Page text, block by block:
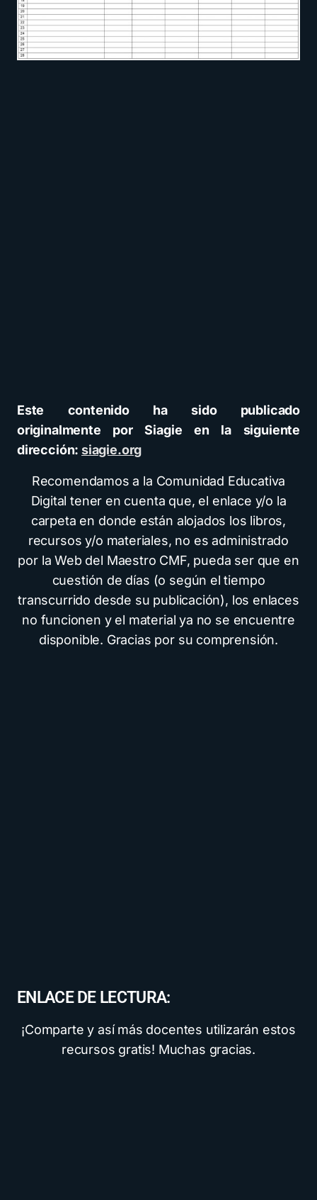
Este contenido ha sido publicado
originalmente por Siagie en la siguiente
dirección:siagie.org
Recomendamos a la Comunidad Educativa
Digital tener en cuenta que, el enlace y/o la
carpeta en donde están alojados los libros,
recursos y/o materiales, no es administrado
por la Web del Maestro CMF, pueda ser que en
cuestión de días (o según el tiempo
transcurrido desde su publicación), los enlaces
no funcionen y el material ya no se encuentre
disponible. Gracias por su comprensión.
ENLACE DE LECTURA:
¡Comparte y así más docentes utilizarán estos
recursos gratis! Muchas gracias.